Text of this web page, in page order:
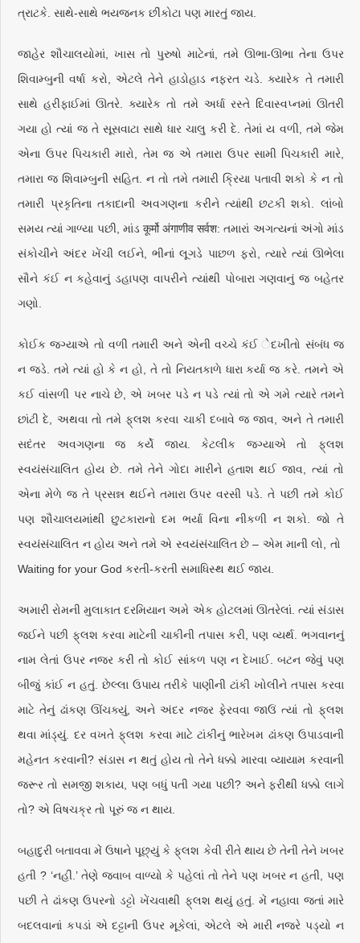
ત્રાટકે. સાથે-સાથે ભયજનક છીંકોટા પણ મારતું જાય.
જાહેર શૌચાલયોમાં, ખાસ તો પુરુષો માટેનાં, તમે ઊભા-ઊભા તેના ઉપર
શિવામ્બુની વર્ષા કરો, એટલે તેને હાડોહાડ નફરત ચડે. ક્યારેક તે તમારી
સાથે હરીફાઈમાં ઊતરે. ક્યારેક તો તમે અર્ધા રસ્તે દિવાસ્વપ્નમાં ઊતરી
ગયા હો ત્યાં જ તે સૂસવાટા સાથે ધાર ચાલુ કરી દે. તેમાં ય વળી, તમે જેમ
એના ઉપર પિચકારી મારો, તેમ જ એ તમારા ઉપર સામી પિચકારી મારે,
તમારા જ શિવામ્બુની સહિત. ન તો તમે તમારી ક્રિયા પતાવી શકો કે ન તો
તમારી પ્રકૃતિના તકાદાની અવગણના કરીને ત્યાંથી છટકી શકો. લાંબો
સમય ત્યાં ગાળ્યા પછી, માંડ कूर्मो अंगाणीव सर्वश: તમારાં અગત્યનાં અંગો માંડ
સંકોચીને અંદર ખેંચી લઈને, ભીનાં લૂગડે પાછળ ફરો, ત્યારે ત્યાં ઊભેલા
સૌને કંઈ ન કહેવાનું ડહાપણ વાપરીને ત્યાંથી પોબારા ગણવાનું જ બહેતર
ગણો.
કોઈક જગ્યાએ તો વળી તમારી અને એની વચ્ચે કંઈ ેદખીતો સંબંધ જ
ન જડે. તમે ત્યાં હો કે ન હો, તે તો નિયતકાળે ધારા કર્યા જ કરે. તમને એ
કઈ વાંસળી પર નાચે છે, એ ખબર પડે ન પડે ત્યાં તો એ ગમે ત્યારે તમને
છાંટી દે, અથવા તો તમે ફ્‌લશ કરવા ચાકી દબાવે જ જાવ, અને તે તમારી
સદંતર અવગણના જ કર્યે જાય. કેટલીક જગ્યાએ તો ફ્‌લશ
સ્વયંસંચાલિત હોય છે. તમે તેને ગોદા મારીને હતાશ થઈ જાવ, ત્યાં તો
એના મેળે જ તે પ્રસન્ન થઈને તમારા ઉપર વરસી પડે. તે પછી તમે કોઈ
પણ શૌચાલયમાંથી છુટકારાનો દમ ભર્યા વિના નીકળી ન શકો. જો તે
સ્વયંસંચાલિત ન હોય અને તમે એ સ્વયંસંચાલિત છે – એમ માની લો, તો
Waiting for your God કરતી-કરતી સમાધિસ્થ થઈ જાય.
અમારી રોમની મુલાકાત દરમિયાન અમે એક હોટલમાં ઊતરેલાં. ત્યાં સંડાસ
જઈને પછી ફ્‌લશ કરવા માટેની ચાકીની તપાસ કરી, પણ વ્યર્થ. ભગવાનનું
નામ લેતાં ઉપર નજર કરી તો કોઈ સાંકળ પણ ન દેખાઈ. બટન જેવું પણ
બીજું કાંઈ ન હતું. છેલ્લા ઉપાય તરીકે પાણીની ટાંકી ખોલીને તપાસ કરવા
માટે તેનું ઢાંકણ ઊંચક્યું, અને અંદર નજર ફેરવવા જાઉં ત્યાં તો ફ્‌લશ
થવા માંડ્યું. દર વખતે ફ્‌લશ કરવા માટે ટાંકીનું ભારેખમ ઢાંકણ ઉપાડવાની
મહેનત કરવાની? સંડાસ ન થતું હોય તો તેને ધક્કો મારવા વ્યાયામ કરવાની
જરૂર તો સમજી શકાય, પણ બધું પતી ગયા પછી? અને ફરીથી ધક્કો લાગે
તો? એ વિષચક્ર તો પૂરું જ ન થાય.
બહાદુરી બતાવવા મેં ઉષાને પૂછ્યું કે ફ્‌લશ કેવી રીતે થાય છે તેની તેને ખબર
હતી ? ‘નહીં.’ તેણે જવાબ વાળ્યો કે પહેલાં તો તેને પણ ખબર ન હતી, પણ
પછી તે ઢાંકણ ઉપરનો ડટ્ટો ખેંચવાથી ફ્‌લશ થયું હતું. મેં નહાવા જતાં મારે
બદલવાનાં કપડાં એ દટ્ટાની ઉપર મૂકેલાં, એટલે એ મારી નજરે પડ્યો ન